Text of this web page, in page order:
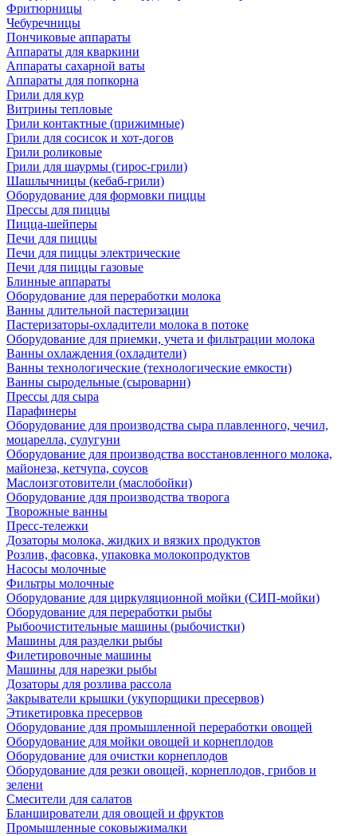
Фритюрницы
Чебуречницы
Пончиковые аппараты
Аппараты для кваркини
Аппараты сахарной ваты
Аппараты для попкорна
Грили для кур
Витрины тепловые
Грили контактные (прижимные)
Грили для сосисок и хот-догов
Грили роликовые
Грили для шаурмы (гирос-грили)
Шашлычницы (кебаб-грили)
Оборудование для формовки пиццы
Прессы для пиццы
Пицца-шейперы
Печи для пиццы
Печи для пиццы электрические
Печи для пиццы газовые
Блинные аппараты
Оборудование для переработки молока
Ванны длительной пастеризации
Пастеризаторы-охладители молока в потоке
Оборудование для приемки, учета и фильтрации молока
Ванны охлаждения (охладители)
Ванны технологические (технологические емкости)
Ванны сыродельные (сыроварни)
Прессы для сыра
Парафинеры
Оборудование для производства сыра плавленного, чечил,
моцарелла, сулугуни
Оборудование для производства восстановленного молока,
майонеза, кетчупа, соусов
Маслоизготовители (маслобойки)
Оборудование для производства творога
Творожные ванны
Пресс-тележки
Дозаторы молока, жидких и вязких продуктов
Розлив, фасовка, упаковка молокопродуктов
Насосы молочные
Фильтры молочные
Оборудование для циркуляционной мойки (СИП-мойки)
Оборудование для переработки рыбы
Рыбоочистительные машины (рыбочистки)
Машины для разделки рыбы
Филетировочные машины
Машины для нарезки рыбы
Дозаторы для розлива рассола
Закрыватели крышки (укупорщики пресервов)
Этикетировка пресервов
Оборудование для промышленной переработки овощей
Оборудование для мойки овощей и корнеплодов
Оборудование для очистки корнеплодов
Оборудование для резки овощей, корнеплодов, грибов и
зелени
Смесители для салатов
Бланширователи для овощей и фруктов
Промышленные соковыжималки